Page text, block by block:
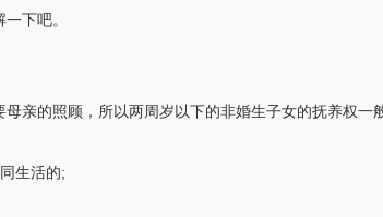
下吧。
亲的照顾，所以两周岁以下的非婚生子女的抚养权
生活的;